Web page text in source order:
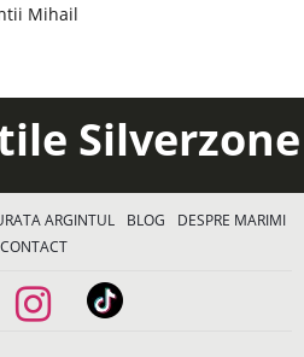
Mihail
Silverzone
ARGINTUL BLOG
DESPRE MARIMI
CONTACT